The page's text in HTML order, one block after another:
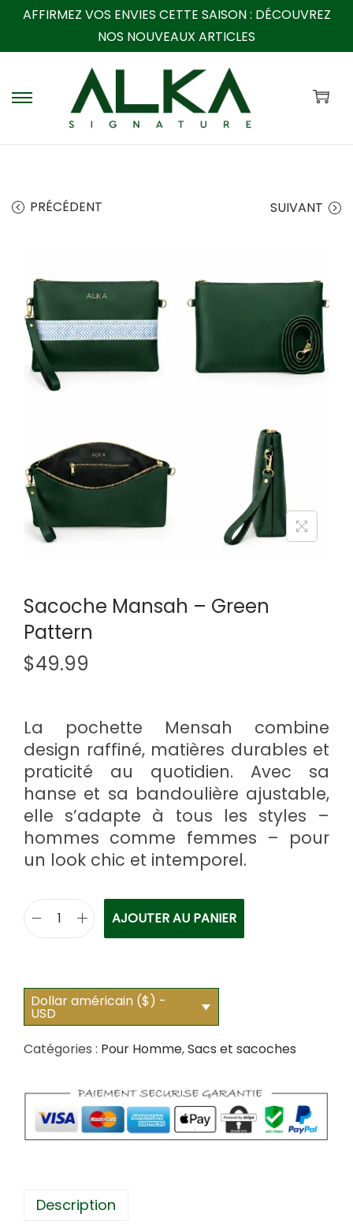
AFFIRMEZ VOS ENVIES CETTE SAISON : DÉCOUVREZ
NOS NOUVEAUX ARTICLES
P
a
P
a
PRÉCÉDENT SUIVANT
Sacoche Mansah – Green
Pattern
$49.99
La pochette Mensah combine
design raffiné, matières durables et
praticité au quotidien. Avec sa
hanse et sa bandoulière ajustable,
elle s’adapte à tous les styles –
hommes comme femmes – pour
un look chic et intemporel.
q
n
t
e
o
AJOUTER AU PANIER
Dollar américain ($) -
USD
Catégories : Pour Homme,Sacs et sacoches
Description